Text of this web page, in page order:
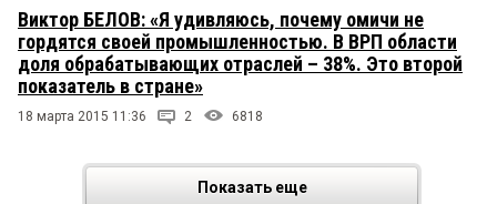
Виктор БЕЛОВ: «Я удивляюсь, почему омичи не
гордятся своей промышленностью. В ВРП области
доля обрабатывающих отраслей – 38%. Это второй
показатель в стране»
18 марта 2015 11:36 2 6818
Показать еще